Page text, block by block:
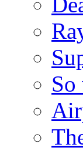
So